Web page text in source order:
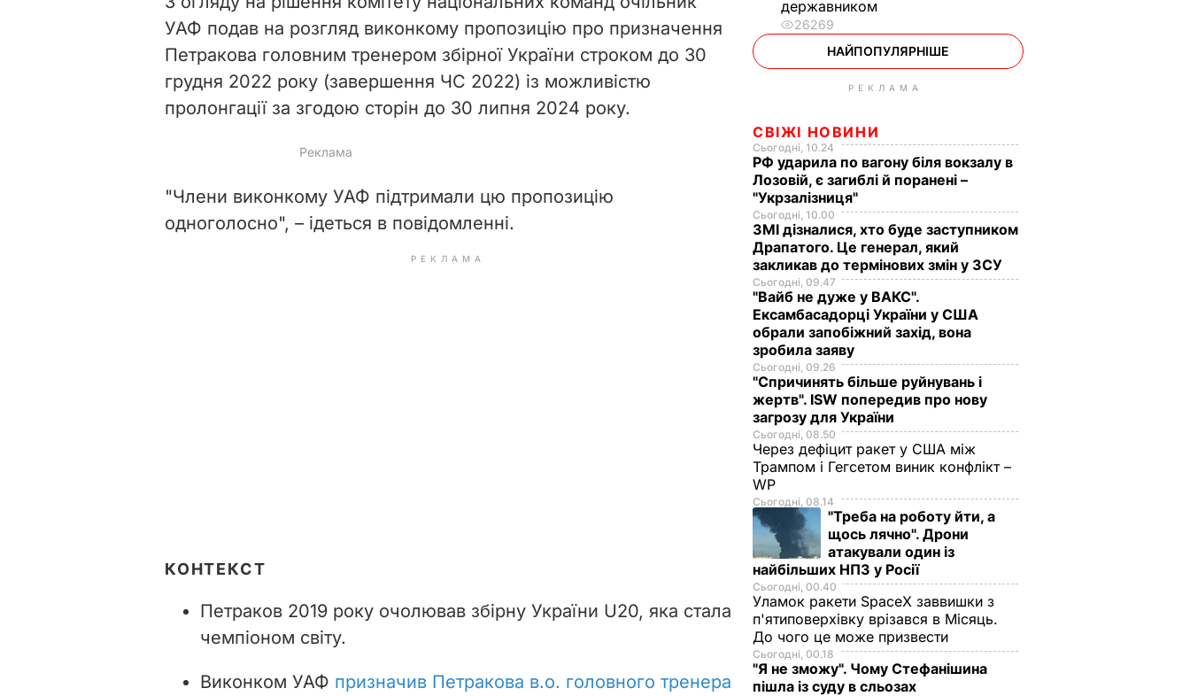
УАФ подав на розгляд виконкому пропозицію про призначення
Петракова головним тренером збірної України строком до 30
грудня 2022 року (завершення ЧС 2022) із можливістю
пролонгації за згодою сторін до 30 липня 2024 року.
"Члени виконкому УАФ підтримали цю пропозицію
одноголосно", – ідеться в повідомленні.
РЕКЛАМА
КОНТЕКСТ
Петраков 2019 року очолював збірну України U20, яка стала
чемпіоном світу.
Виконком УАФ призначив Петракова в.о. головного тренера
державником
26269
НАЙПОПУЛЯРНІШЕ
РЕКЛАМА
СВІЖІ НОВИНИ
Сьогодні, 10.24
РФ ударила по вагону біля вокзалу в
Лозовій, є загиблі й поранені –
"Укрзалізниця"
Сьогодні, 10.00
ЗМІ дізналися, хто буде заступником
Драпатого. Це генерал, який
закликав до термінових змін у ЗСУ
Сьогодні, 09.47
"Вайб не дуже у ВАКС".
Ексамбасадорці України у США
обрали запобіжний захід, вона
зробила заяву
Сьогодні, 09.26
"Спричинять більше руйнувань і
жертв". ISW попередив про нову
загрозу для України
Сьогодні, 08.50
Через дефіцит ракет у США між
Трампом і Гегсетом виник конфлікт –
WP
Сьогодні, 08.14
"Треба на роботу йти, а
щось лячно". Дрони
атакували один із
найбільших НПЗ у Росії
Сьогодні, 00.40
Уламок ракети SpaceX заввишки з
п'ятиповерхівку врізався в Місяць.
До чого це може призвести
Сьогодні, 00.18
"Я не зможу". Чому Стефанішина
пішла із суду в сльозах